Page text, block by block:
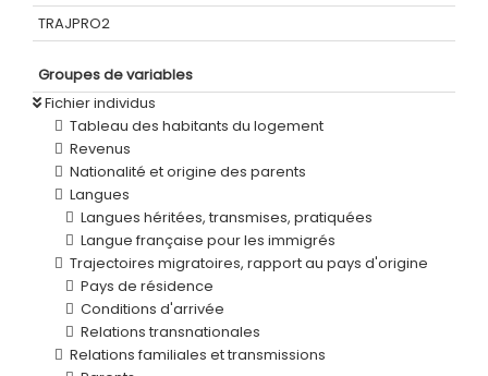
TRAJPRO2
Groupes de variables
Fichier individus
Tableau des habitants du logement
Revenus
Nationalité et origine des parents
Langues
Langues héritées, transmises, pratiquées
Langue française pour les immigrés
Trajectoires migratoires, rapport au pays d'origine
Pays de résidence
Conditions d'arrivée
Relations transnationales
Relations familiales et transmissions